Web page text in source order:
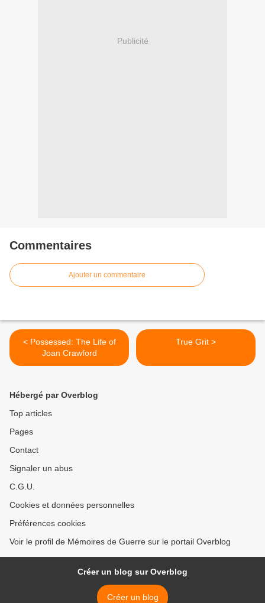
Publicité
Commentaires
Ajouter un commentaire
< Possessed: The Life of
Joan Crawford
True Grit >
Hébergé par Overblog
Top articles
Pages
Contact
Signaler un abus
C.G.U.
Cookies et données personnelles
Préférences cookies
Voir le profil de Mémoires de Guerre sur le portail Overblog
Créer un blog sur Overblog
Créer un blog